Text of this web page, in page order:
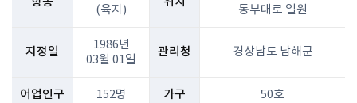
(육지)
동부대로 일원
지정일
1986년
03월 01일
관리청 경상남도 남해군
어업인구 152명 가구 50호